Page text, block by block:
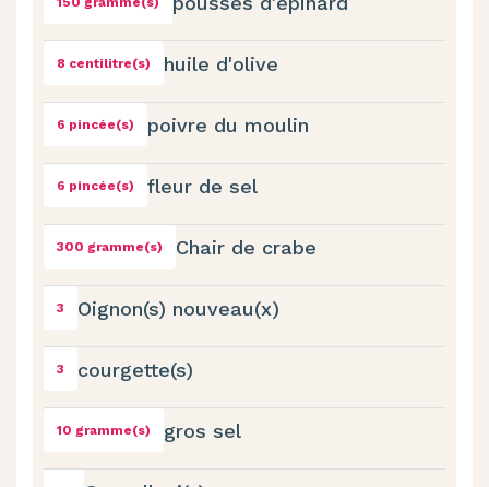
8 centilitre(s) huile d'olive
6 pincée(s) poivre du moulin
6 pincée(s) fleur de sel
300 gramme(s) Chair de crabe
3 Oignon(s) nouveau(x)
3 courgette(s)
10 gramme(s) gros sel